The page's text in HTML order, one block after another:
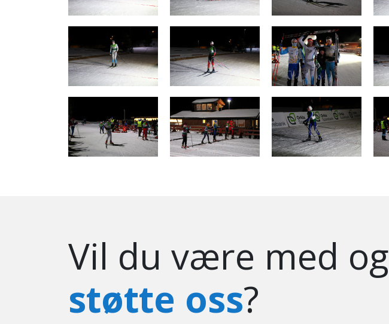
Vil du være med og
støtte oss?